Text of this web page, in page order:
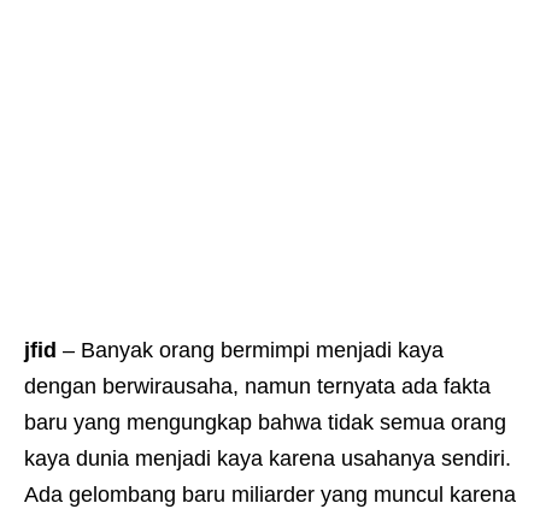
jfid – Banyak orang bermimpi menjadi kaya
dengan berwirausaha, namun ternyata ada fakta
baru yang mengungkap bahwa tidak semua orang
kaya dunia menjadi kaya karena usahanya sendiri.
Ada gelombang baru miliarder yang muncul karena